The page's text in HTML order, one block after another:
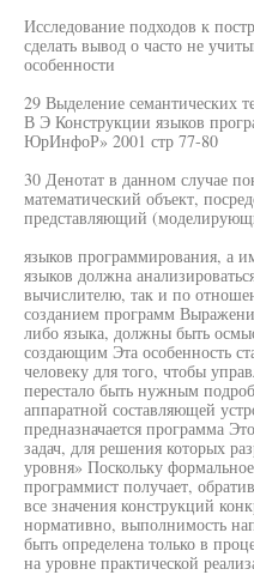
Исследование подходов к
сделать вывод о часто не
особенности
29 Выделение семантических
В Э Конструкции языков
ЮрИнфоР» 2001 стр 77-80
30 Денотат в данном случае
математический объект,
представляющий
языков программирования, а
языков должна
вычислителю, так и по
созданием программ
либо языка, должны быть
создающим Эта особенность
человеку для того, чтобы
перестало быть нужным
аппаратной составляющей
предназначается программа
задач, для решения которых
уровня» Поскольку
программист получает,
все значения конструкций
нормативно, выполнимость
быть определена только в
на уровне практической